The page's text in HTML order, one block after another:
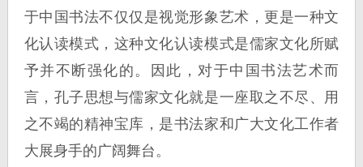
于中国书法不仅仅是视觉形象艺术，更是一种文
化认读模式，这种文化认读模式是儒家文化所赋
予并不断强化的。因此，对于中国书法艺术而
言，孔子思想与儒家文化就是一座取之不尽、用
之不竭的精神宝库，是书法家和广大文化工作者
大展身手的广阔舞台。